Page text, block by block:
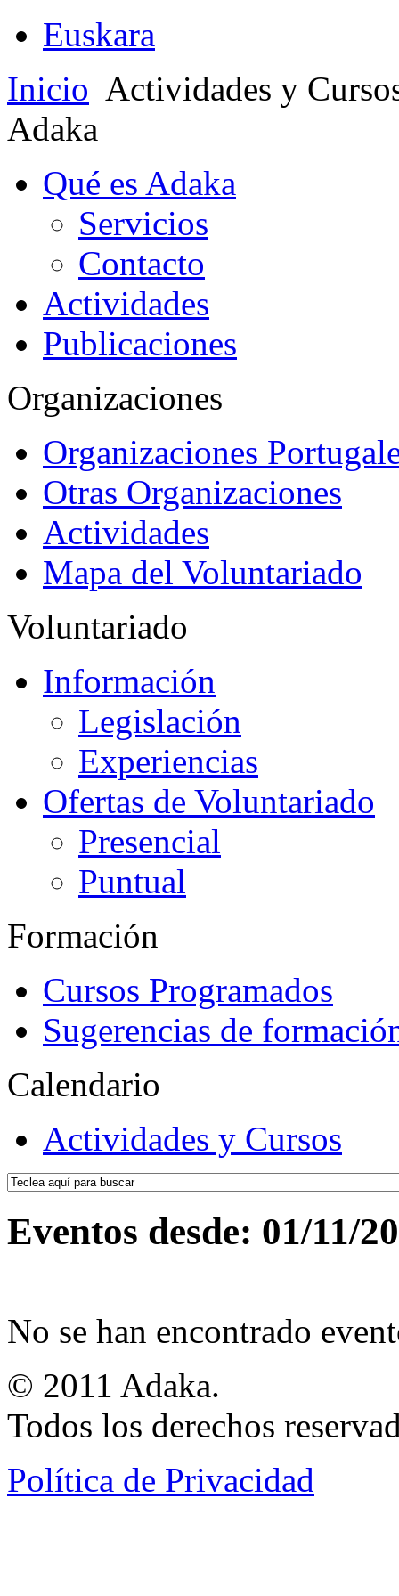
Euskara
Inicio Actividades y
Adaka
Qué es Adaka
Servicios
Contacto
Actividades
Publicaciones
Organizaciones
Organizaciones
Otras Organizaciones
Actividades
Mapa del Voluntariado
Voluntariado
Información
Legislación
Experiencias
Ofertas de Voluntariado
Presencial
Puntual
Formación
Cursos Programados
Sugerencias de
Calendario
Actividades y Cursos
Eventos desde: 01/11/
No se han encontrado
© 2011 Adaka.
Todos los derechos
Política de Privacidad